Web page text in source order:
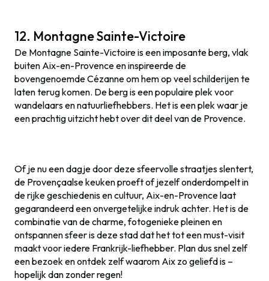
12. Montagne Sainte-Victoire
De Montagne Sainte-Victoire is een imposante berg, vlak
buiten Aix-en-Provence en inspireerde de
bovengenoemde Cézanne om hem op veel schilderijen te
laten terug komen. De berg is een populaire plek voor
wandelaars en natuurliefhebbers. Het is een plek waar je
een prachtig uitzicht hebt over dit deel van de Provence.
Of je nu een dagje door deze sfeervolle straatjes slentert,
de Provençaalse keuken proeft of jezelf onderdompelt in
de rijke geschiedenis en cultuur, Aix-en-Provence laat
gegarandeerd een onvergetelijke indruk achter. Het is de
combinatie van de charme, fotogenieke pleinen en
ontspannen sfeer is deze stad dat het tot een must-visit
maakt voor iedere Frankrijk-liefhebber. Plan dus snel zelf
een bezoek en ontdek zelf waarom Aix zo geliefd is –
hopelijk dan zonder regen!